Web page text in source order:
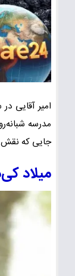
امیر آقایی
مدرسه
جایی که نقش
میلاد